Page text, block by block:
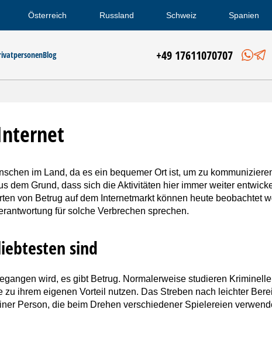
Österreich Russland Schweiz Spanien
Blog +49 17611070707
im Land, da es ein bequemer Ort ist, um zu
dem Grund, dass sich die Aktivitäten hier immer weiter
von Betrug auf dem Internetmarkt können heute beobachtet
für solche Verbrechen sprechen.
sind
wird, es gibt Betrug. Normalerweise studieren
ihrem eigenen Vorteil nutzen. Das Streben nach leichter
Person, die beim Drehen verschiedener Spielereien